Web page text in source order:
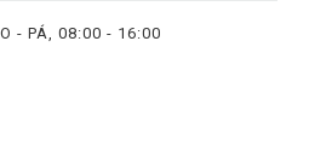
- PÁ, 08:00 - 16:00